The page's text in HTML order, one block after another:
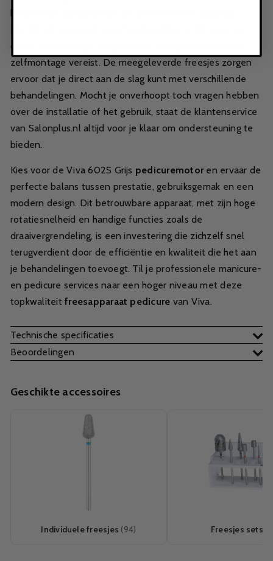
biedt bij de aanschaf van dit professionele apparaat.
direct na ontvangst te gebruiken; er is geen complexe
zelfmontage vereist. De meegeleverde freesjes zorgen
ervoor dat je direct aan de slag kunt met verschillende
behandelingen. Mocht je onverhoopt toch vragen hebben
over de installatie of het gebruik, staat de klantenservice
van Salonplus.nl altijd voor je klaar om ondersteuning te
bieden.
Kies voor de Viva 602S Grijs pedicuremotoren ervaar de
perfecte balans tussen prestatie, gebruiksgemak en een
modern design. Dit betrouwbare apparaat, met zijn hoge
rotatiesnelheid en handige functies zoals de
draaivergrendeling, is een investering die zichzelf snel
terugverdient door de efficiëntie en kwaliteit die het aan
je behandelingen toevoegt. Til je professionele manicure-
en pedicure services naar een hoger niveau met deze
topkwaliteitfreesapparaat pedicure van Viva.
Technische specificaties
Beoordelingen
Geschikte accessoires
Individuele freesjes (94) Freesjes sets